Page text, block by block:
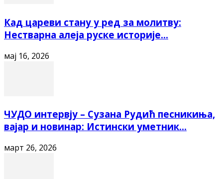
Кад цареви стану у ред за молитву:
Нестварна алеја руске историје...
мај 16, 2026
ЧУДО интервју – Сузана Рудић песникиња,
вајар и новинар: Истински уметник...
март 26, 2026